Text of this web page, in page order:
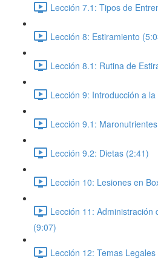
Lección 7.1: Tipos de
Lección 8: Estiramiento
Lección 8.1: Rutina de
Lección 9: Introducción a
Lección 9.1:
Lección 9.2: Dietas (2:41)
Lección 10: Lesiones en
Lección 11: Administración
(9:07)
Lección 12: Temas